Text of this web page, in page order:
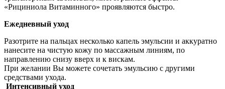
«Рициниола Витаминного» проявляются быстро.
Ежедневный уход
Разотрите на пальцах несколько капель эмульсии и аккуратно
нанесите на чистую кожу по массажным линиям, по
направлению снизу вверх и к вискам.
При желании Вы можете сочетать эмульсию с другими
средствами ухода.
Интенсивный уход